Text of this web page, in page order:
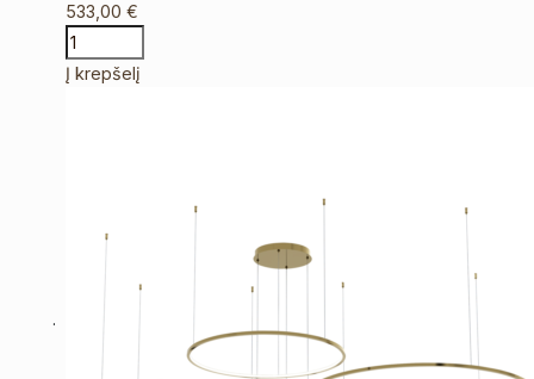
533,00€
Į krepšelį